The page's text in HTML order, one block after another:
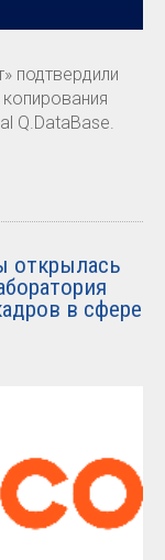
подтвердили
Q.DataBase.
открылась
в сфере